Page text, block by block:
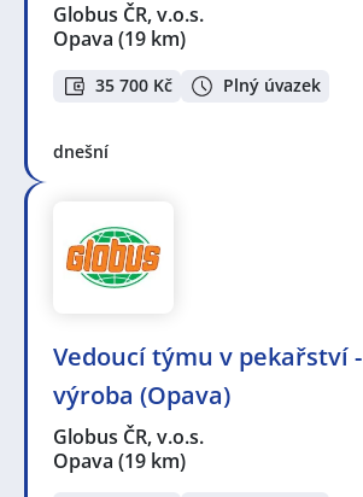
Globus ČR, v.o.s.
Opava (19 km)
35 700 Kč Plný úvazek
dnešní
Vedoucí týmu v pekařství -
výroba (Opava)
Globus ČR, v.o.s.
Opava (19 km)